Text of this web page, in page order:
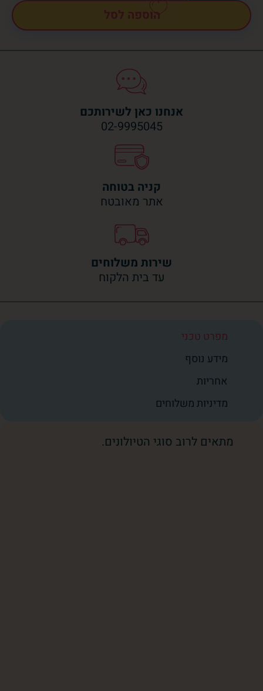
הוספה לסל
אנחנו כאן לשירותכם
02-9995045
קניה בטוחה
אתר מאובטח
שירות משלוחים
עד בית הלקוח
מפרט טכני
מידע נוסף
אחריות
מדיניות משלוחים
מתאים לרוב סוגי הטיולונים.